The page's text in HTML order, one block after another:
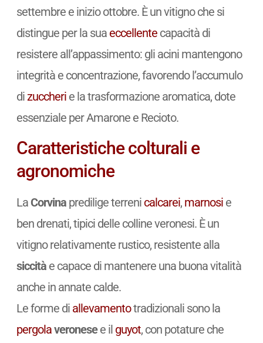
settembre e inizio ottobre. È un vitigno che si
distingue per la sua eccellentecapacità di
resistere all’appassimento: gli acini mantengono
integrità e concentrazione, favorendo l’accumulo
dizuccherie la trasformazione aromatica, dote
essenziale per Amarone e Recioto.
Caratteristiche colturali e
agronomiche
La Corvinapredilige terreni calcarei, marnosie
ben drenati, tipici delle colline veronesi. È un
vitigno relativamente rustico, resistente alla
siccitàe capace di mantenere una buona vitalità
anche in annate calde.
Le forme di allevamentotradizionali sono la
pergolaveronesee il guyot, con potature che